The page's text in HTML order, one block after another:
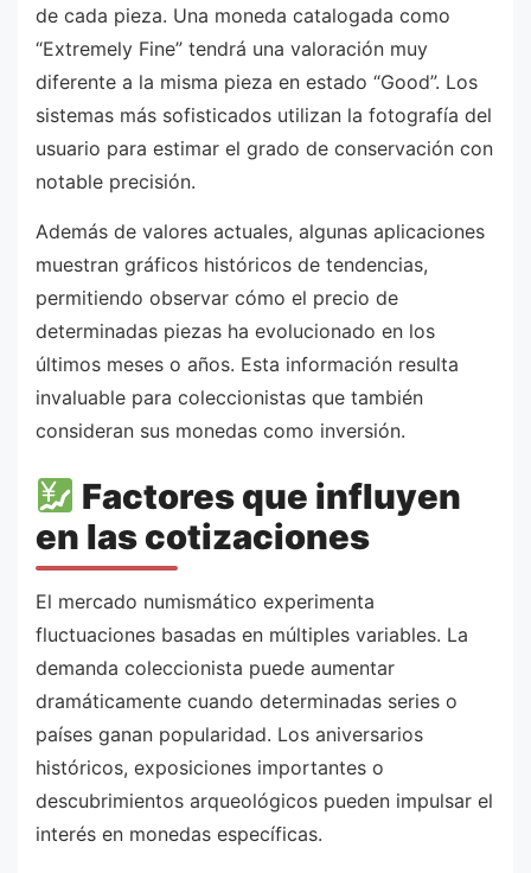
de cada pieza. Una moneda catalogada como
“Extremely Fine” tendrá una valoración muy
diferente a la misma pieza en estado “Good”. Los
sistemas más sofisticados utilizan la fotografía del
usuario para estimar el grado de conservación con
notable precisión.
Además de valores actuales, algunas aplicaciones
muestran gráficos históricos de tendencias,
permitiendo observar cómo el precio de
determinadas piezas ha evolucionado en los
últimos meses o años. Esta información resulta
invaluable para coleccionistas que también
consideran sus monedas como inversión.
Factores que influyen
en las cotizaciones
El mercado numismático experimenta
fluctuaciones basadas en múltiples variables. La
demanda coleccionista puede aumentar
dramáticamente cuando determinadas series o
países ganan popularidad. Los aniversarios
históricos, exposiciones importantes o
descubrimientos arqueológicos pueden impulsar el
interés en monedas específicas.